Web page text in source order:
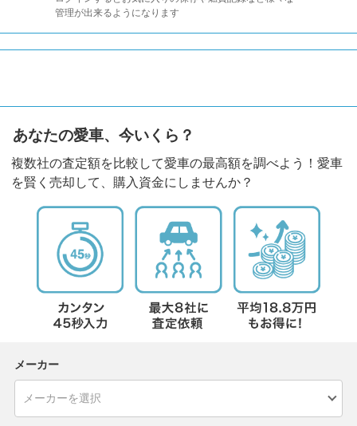
管理が出来るようになります
あなたの愛車、今いくら？
複数社の査定額を比較して愛車の最高額を調べよう！愛車
を賢く売却して、購入資金にしませんか？
メーカー